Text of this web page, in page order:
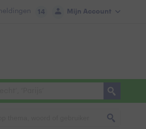
Mijn Account
14